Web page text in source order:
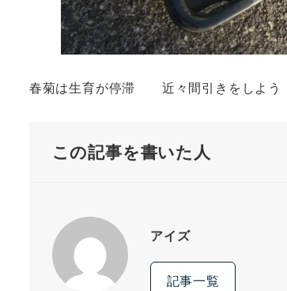
春菊は生育が停滞 近々間引きをしよう
この記事を書いた人
アイズ
記事一覧